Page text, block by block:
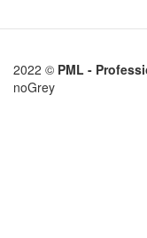
2022 © PML -
noGrey